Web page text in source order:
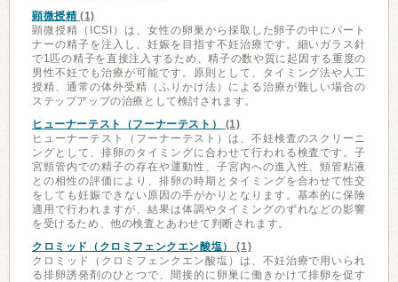
顕微授精(1)
顕微授精（ICSI）は、女性の卵巣から採取した卵子の中にパート
ナーの精子を注入し、妊娠を目指す不妊治療です。細いガラス針
で1匹の精子を直接注入するため、精子の数や質に起因する重度の
男性不妊でも治療が可能です。原則として、タイミング法や人工
授精、通常の体外受精（ふりかけ法）による治療が難しい場合の
ステップアップの治療として検討されます。
ヒューナーテスト（フーナーテスト）
(1)
ヒューナーテスト（フーナーテスト）は、不妊検査のスクリーニ
ングとして、排卵のタイミングに合わせて行われる検査です。子
宮頸管内での精子の存在や運動性、子宮内への進入性、頸管粘液
との相性の評価により、排卵の時期とタイミングを合わせて性交
をしても妊娠できない原因の手がかりとなります。基本的に保険
適用で行われますが、結果は体調やタイミングのずれなどの影響
を受けるため、他の検査とあわせて判断されます。
クロミッド（クロミフェンクエン酸塩）
(1)
クロミッド（クロミフェンクエン酸塩）は、不妊治療で用いられ
る排卵誘発剤のひとつで、間接的に卵巣に働きかけて排卵を促す